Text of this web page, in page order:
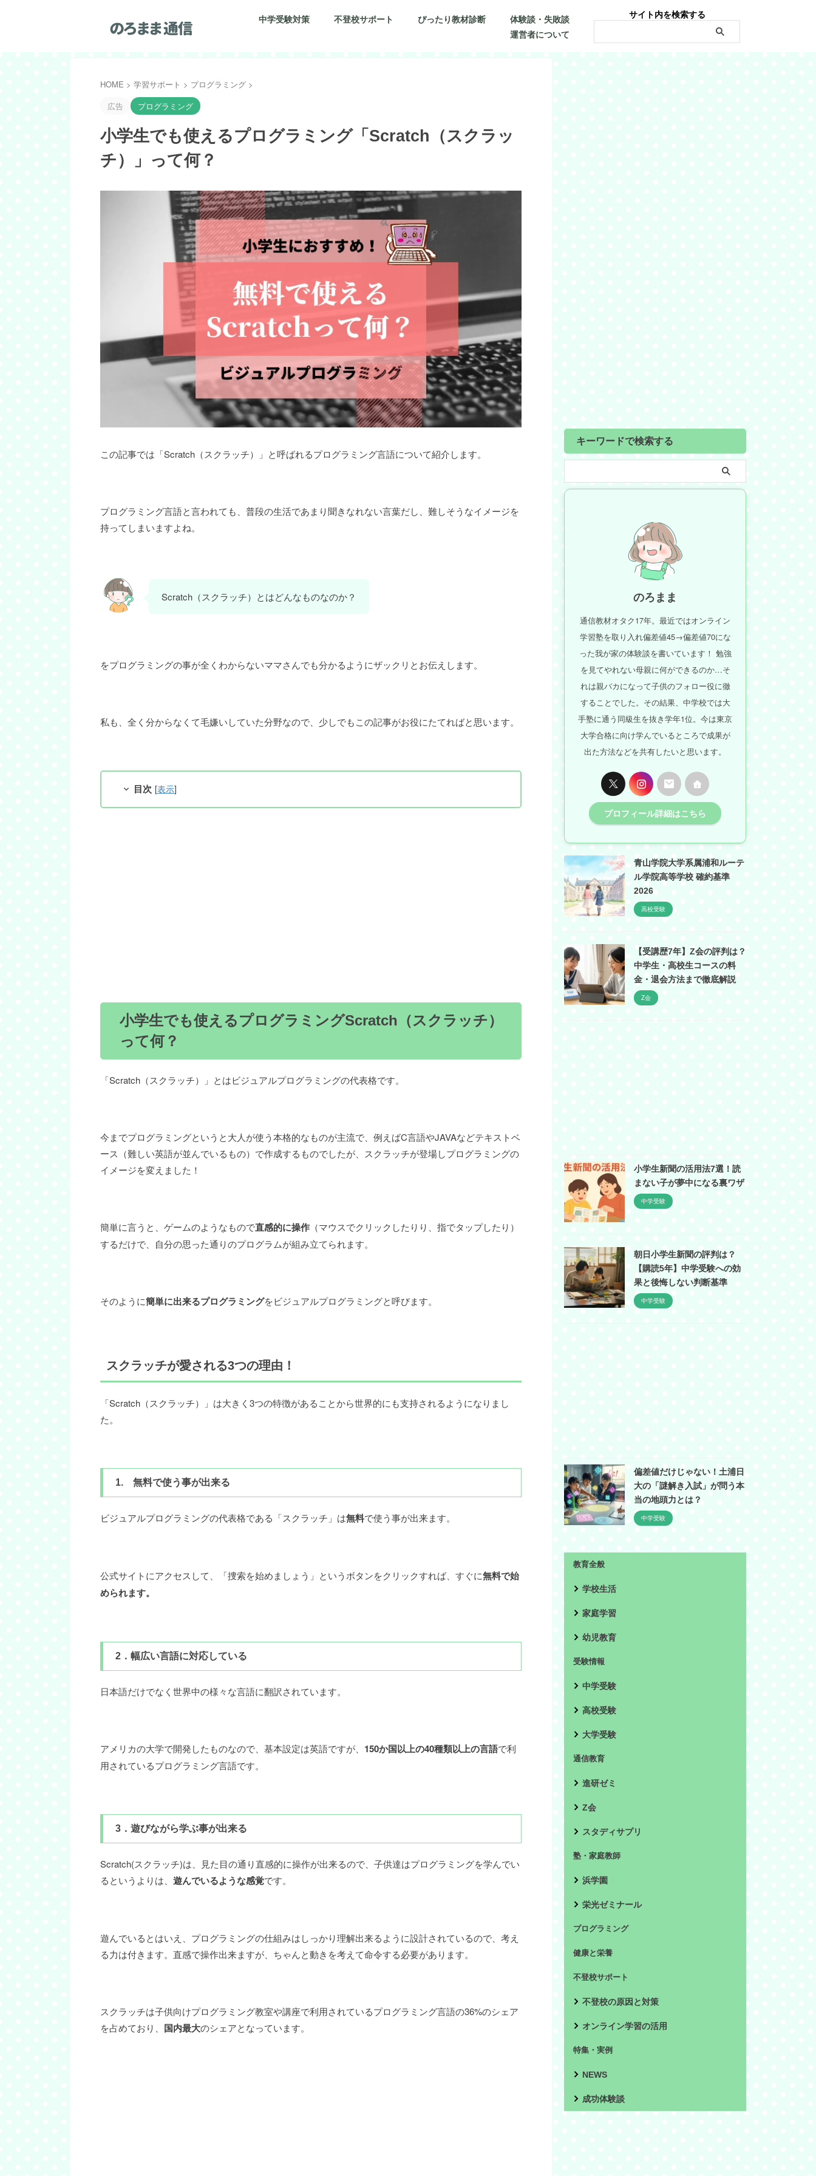
中学受験対策 不登校サポート ぴったり教材診断
体験談・失敗談
運営者について
サイト内を検索する
HOME > 学習サポート > プログラミング >
広告
プログラミング
小学生でも使えるプログラミング「Scratch（スクラッ
チ）」って何？
この記事では「Scratch（スクラッチ）」と呼ばれるプログラミング言語について紹介します。
プログラミング言語と言われても、普段の生活であまり聞きなれない言葉だし、難しそうなイメージを
持ってしまいますよね。
Scratch（スクラッチ）とはどんなものなのか？
をプログラミングの事が全くわからないママさんでも分かるようにザックリとお伝えします。
私も、全く分からなくて毛嫌いしていた分野なので、少しでもこの記事がお役にたてればと思います。
目次 [表示]
小学生でも使えるプログラミングScratch（スクラッチ）
って何？
「Scratch（スクラッチ）」とはビジュアルプログラミングの代表格です。
今までプログラミングというと大人が使う本格的なものが主流で、例えばC言語やJAVAなどテキストベ
ース（難しい英語が並んでいるもの）で作成するものでしたが、スクラッチが登場しプログラミングの
イメージを変えました！
簡単に言うと、ゲームのようなもので直感的に操作 （マウスでクリックしたりり、指でタップしたり）
するだけで、自分の思った通りのプログラムが組み立てられます。
そのように簡単に出来るプログラミングをビジュアルプログラミングと呼びます。
スクラッチが愛される3つの理由！
「Scratch（スクラッチ）」は大きく3つの特徴があることから世界的にも支持されるようになりまし
た。
1. 無料で使う事が出来る
ビジュアルプログラミングの代表格である「スクラッチ」は無料で使う事が出来ます。
公式サイトにアクセスして、「捜索を始めましょう」というボタンをクリックすれば、すぐに無料で始
められます。
2．幅広い言語に対応している
日本語だけでなく世界中の様々な言語に翻訳されています。
アメリカの大学で開発したものなので、基本設定は英語ですが、 150か国以上の40種類以上の言語で利
用されているプログラミング言語です。
3．遊びながら学ぶ事が出来る
Scratch(スクラッチ)は、見た目の通り直感的に操作が出来るので、子供達はプログラミングを学んでい
るというよりは、 遊んでいるような感覚です。
遊んでいるとはいえ、プログラミングの仕組みはしっかり理解出来るように設計されているので、考え
る力は付きます。直感で操作出来ますが、ちゃんと動きを考えて命令する必要があります。
スクラッチは子供向けプログラミング教室や講座で利用されているプログラミング言語の36%のシェア
を占めており、 国内最大のシェアとなっています。
キーワードで検索する
のろまま
通信教材オタク17年。最近ではオンライン
学習塾を取り入れ偏差値45→偏差値70にな
った我が家の体験談を書いています！ 勉強
を見てやれない母親に何ができるのか…そ
れは親バカになって子供のフォロー役に徹
することでした。その結果、中学校では大
手塾に通う同級生を抜き学年1位。今は東京
大学合格に向け学んでいるところで成果が
出た方法などを共有したいと思います。
プロフィール詳細はこちら
青山学院大学系属浦和ルーテ
ル学院高等学校 確約基準
2026
高校受験
【受講歴7年】Z会の評判は？
中学生・高校生コースの料
金・退会方法まで徹底解説
Z会
小学生新聞の活用法7選！読
まない子が夢中になる裏ワザ
中学受験
朝日小学生新聞の評判は？
【購読5年】中学受験への効
果と後悔しない判断基準
中学受験
偏差値だけじゃない！土浦日
大の「謎解き入試」が問う本
当の地頭力とは？
中学受験
教育全般
学校生活
家庭学習
幼児教育
受験情報
中学受験
高校受験
大学受験
通信教育
進研ゼミ
Z会
スタディサプリ
塾・家庭教師
浜学園
栄光ゼミナール
プログラミング
健康と栄養
不登校サポート
不登校の原因と対策
オンライン学習の活用
特集・実例
NEWS
成功体験談